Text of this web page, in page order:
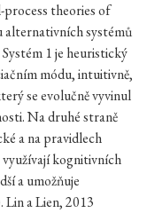
process theories of
alternativních systémů
1 je heuristický
módu, intuitivně,
se evolučně vyvinul
Na druhé straně
a na pravidlech
využívají kognitivních
a umožňuje
a Lien, 2013